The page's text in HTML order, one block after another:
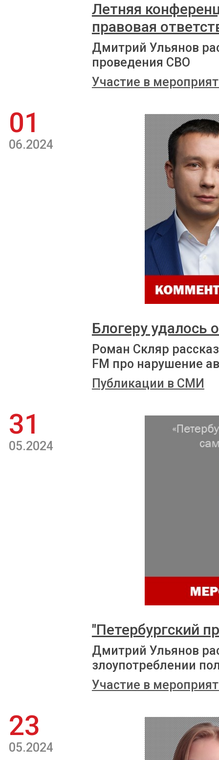
Летняя
правовая
Дмитрий Ульянов
проведения СВО
Участие в
01
06.2024
Блогеру удалось
Роман Скляр
FM про нарушение
Публикации в СМИ
31
05.2024
"Петербургский
Дмитрий Ульянов
злоупотреблении
Участие в
23
05.2024